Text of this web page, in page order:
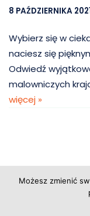
8 PAŹDZIERNIKA
Wybierz się w
naciesz się
Odwiedź
malowniczych
więcej »
Copyright ©
Możesz zmienić